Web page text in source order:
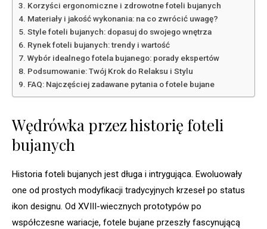
Korzyści ergonomiczne i zdrowotne foteli bujanych
Materiały i jakość wykonania: na co zwrócić uwagę?
Style foteli bujanych: dopasuj do swojego wnętrza
Rynek foteli bujanych: trendy i wartość
Wybór idealnego fotela bujanego: porady ekspertów
Podsumowanie: Twój Krok do Relaksu i Stylu
FAQ: Najczęściej zadawane pytania o fotele bujane
Wędrówka przez historię foteli
bujanych
Historia foteli bujanych jest długa i intrygująca. Ewoluowały
one od prostych modyfikacji tradycyjnych krzeseł po status
ikon designu. Od XVIII-wiecznych prototypów po
współczesne wariacje, fotele bujane przeszły fascynującą